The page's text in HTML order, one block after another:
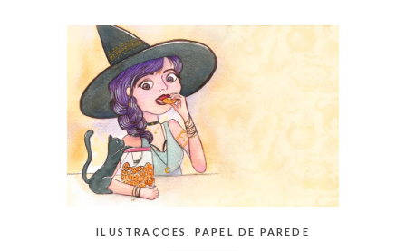
moda
antiga.
CATEGORIAS:
ILUSTRAÇÕES PAPEL DE PAREDE